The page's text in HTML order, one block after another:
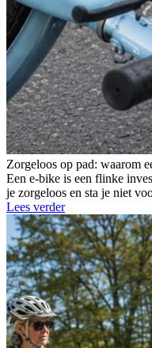
Zorgeloos op pad: waarom
Een e-bike is een flinke
je zorgeloos en sta je niet
Lees verder